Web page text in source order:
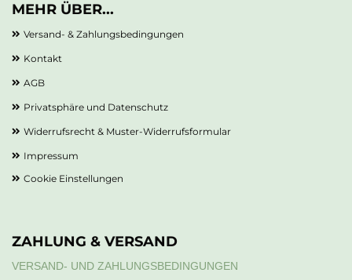
MEHR ÜBER...
Versand- & Zahlungsbedingungen
Kontakt
AGB
Privatsphäre und Datenschutz
Widerrufsrecht & Muster-Widerrufsformular
Impressum
Cookie Einstellungen
ZAHLUNG & VERSAND
VERSAND- UND ZAHLUNGSBEDINGUNGEN